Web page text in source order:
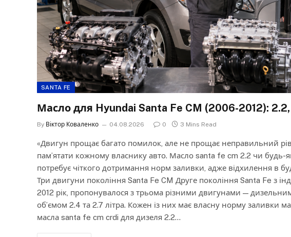
SANTA FE
Масло для Hyundai Santa Fe CM (2006-2012): 2.2,
By Віктор Коваленко 04.08.2026 0 3 Mins Read
«Двигун прощає багато помилок, але не прощає неправильний
пам’ятати кожному власнику авто. Масло santa fe cm 2.2 чи будь-
потребує чіткого дотримання норм заливки, адже відхилення в
Три двигуни покоління Santa Fe CM Друге покоління Santa Fe з
2012 рік, пропонувалося з трьома різними двигунами —
об’ємом 2.4 та 2.7 літра. Кожен із них має власну норму заливки
масла santa fe cm crdi для дизеля 2.2…